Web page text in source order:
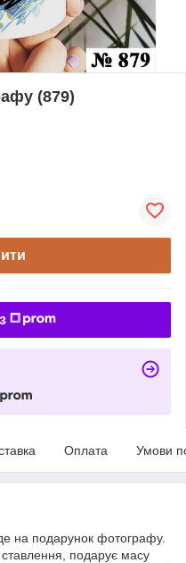
(879)
Оплата Умови
на подарунок фотографу.
подарує масу